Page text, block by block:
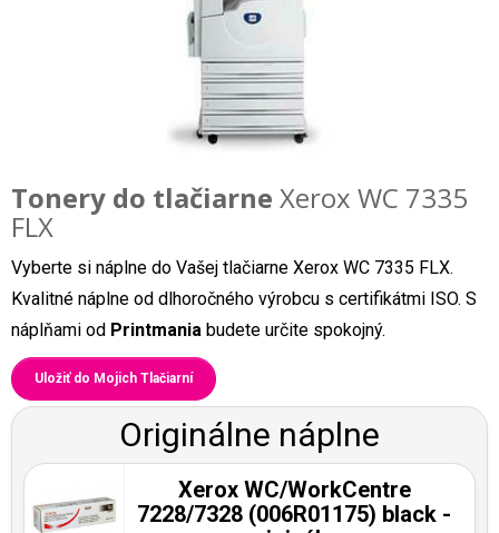
Tonery do tlačiarne Xerox WC 7335
FLX
Vyberte si náplne do Vašej tlačiarne Xerox WC 7335 FLX.
Kvalitné náplne od dlhoročného výrobcu s certifikátmi ISO. S
náplňami od Printmania budete určite spokojný.
Uložiť do Mojich Tlačiarní
Originálne náplne
Xerox WC/WorkCentre
7228/7328 (006R01175) black -